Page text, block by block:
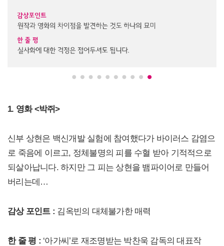
1. 영화 <박쥐>
신부 상현은 백신개발 실험에 참여했다가 바이러스 감염으
로 죽음에 이르고, 정체불명의 피를 수혈 받아 기적적으로
되살아납니다. 하지만 그 피는 상현을 뱀파이어로 만들어
버리는데…
감상 포인트 : 김옥빈의 대체불가한 매력
한 줄 평 : ‘아가씨’로 재조명받는 박찬욱 감독의 대표작